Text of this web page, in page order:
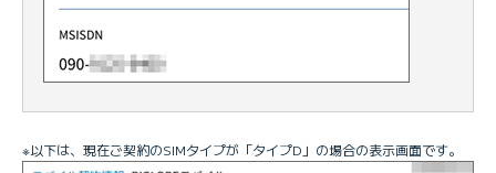
※以下は、現在ご契約のSIMタイプが「タイプD」の場合の表示画面です。